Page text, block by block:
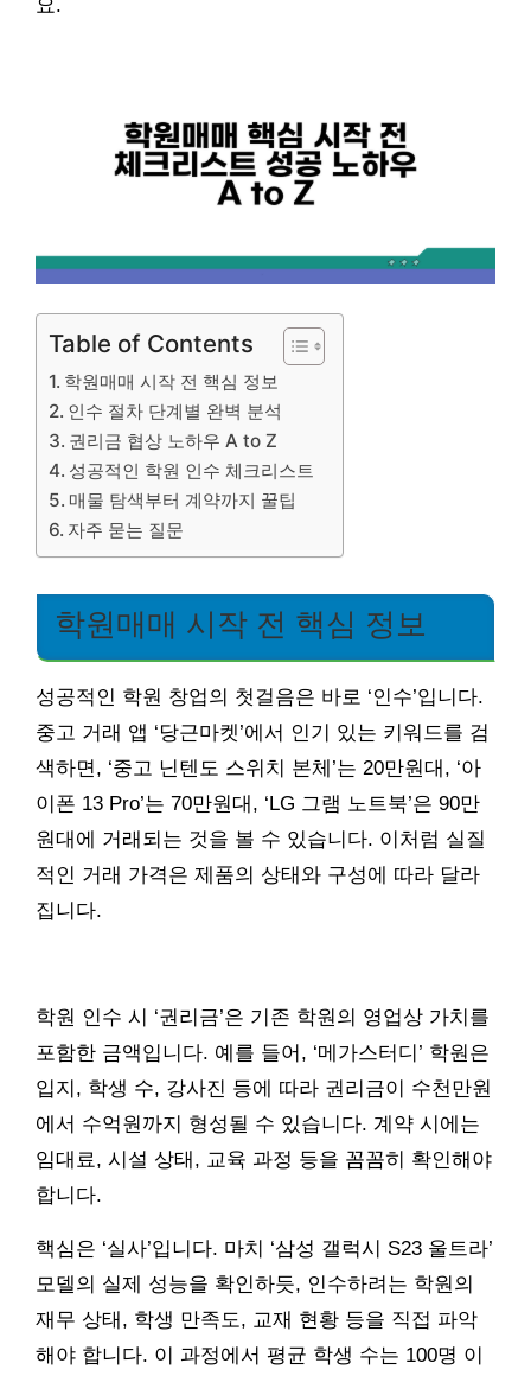
요.
Table of Contents
학원매매 시작 전 핵심 정보
인수 절차 단계별 완벽 분석
권리금 협상 노하우 A to Z
성공적인 학원 인수 체크리스트
매물 탐색부터 계약까지 꿀팁
자주 묻는 질문
학원매매 시작 전 핵심 정보
성공적인 학원 창업의 첫걸음은 바로 ‘인수’입니다.
중고 거래 앱 ‘당근마켓’에서 인기 있는 키워드를 검
색하면, ‘중고 닌텐도 스위치 본체’는 20만원대, ‘아
이폰 13 Pro’는 70만원대, ‘LG 그램 노트북’은 90만
원대에 거래되는 것을 볼 수 있습니다. 이처럼 실질
적인 거래 가격은 제품의 상태와 구성에 따라 달라
집니다.
학원 인수 시 ‘권리금’은 기존 학원의 영업상 가치를
포함한 금액입니다. 예를 들어, ‘메가스터디’ 학원은
입지, 학생 수, 강사진 등에 따라 권리금이 수천만원
에서 수억원까지 형성될 수 있습니다. 계약 시에는
임대료, 시설 상태, 교육 과정 등을 꼼꼼히 확인해야
합니다.
핵심은 ‘실사’입니다. 마치 ‘삼성 갤럭시 S23 울트라’
모델의 실제 성능을 확인하듯, 인수하려는 학원의
재무 상태, 학생 만족도, 교재 현황 등을 직접 파악
해야 합니다. 이 과정에서 평균 학생 수는 100명 이